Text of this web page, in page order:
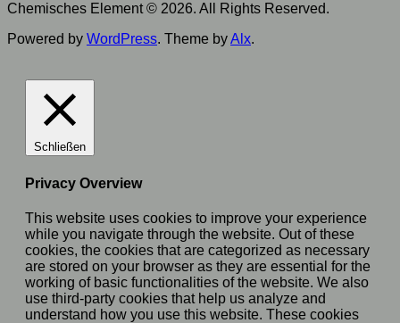
Chemisches Element © 2026. All Rights Reserved.
Powered by WordPress. Theme byAlx.
Schließen
Privacy Overview
This website uses cookies to improve your experience
while you navigate through the website. Out of these
cookies, the cookies that are categorized as necessary
are stored on your browser as they are essential for the
working of basic functionalities of the website. We also
use third-party cookies that help us analyze and
understand how you use this website. These cookies